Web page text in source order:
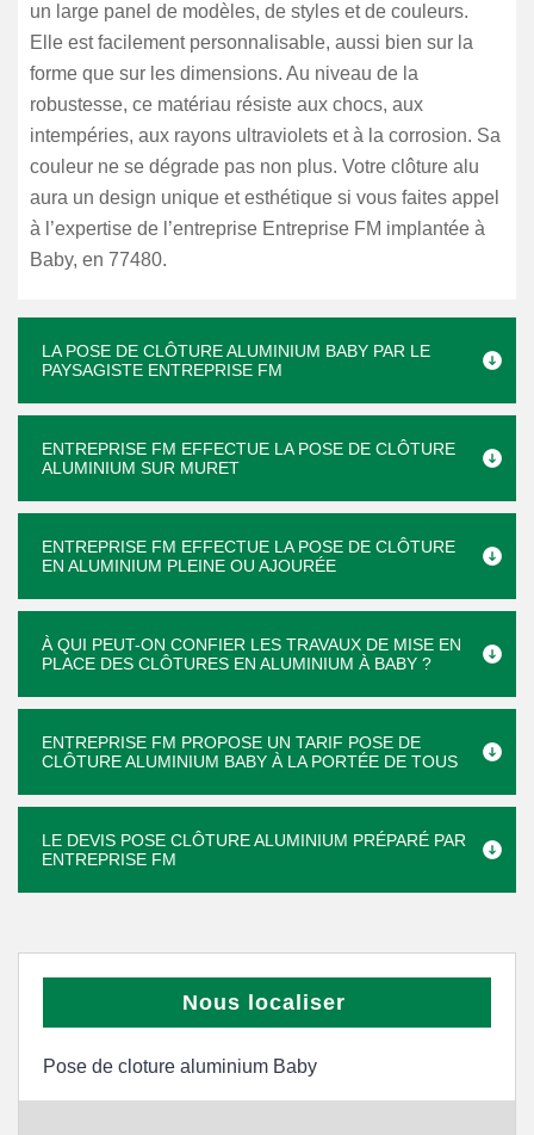
un large panel de modèles, de styles et de couleurs.
Elle est facilement personnalisable, aussi bien sur la
forme que sur les dimensions. Au niveau de la
robustesse, ce matériau résiste aux chocs, aux
intempéries, aux rayons ultraviolets et à la corrosion. Sa
couleur ne se dégrade pas non plus. Votre clôture alu
aura un design unique et esthétique si vous faites appel
à l’expertise de l’entreprise Entreprise FM implantée à
Baby, en 77480.
LA POSE DE CLÔTURE ALUMINIUM BABY PAR LE
PAYSAGISTE ENTREPRISE FM
ENTREPRISE FM EFFECTUE LA POSE DE CLÔTURE
ALUMINIUM SUR MURET
ENTREPRISE FM EFFECTUE LA POSE DE CLÔTURE
EN ALUMINIUM PLEINE OU AJOURÉE
À QUI PEUT-ON CONFIER LES TRAVAUX DE MISE EN
PLACE DES CLÔTURES EN ALUMINIUM À BABY ?
ENTREPRISE FM PROPOSE UN TARIF POSE DE
CLÔTURE ALUMINIUM BABY À LA PORTÉE DE TOUS
LE DEVIS POSE CLÔTURE ALUMINIUM PRÉPARÉ PAR
ENTREPRISE FM
Nous localiser
Pose de cloture aluminium Baby